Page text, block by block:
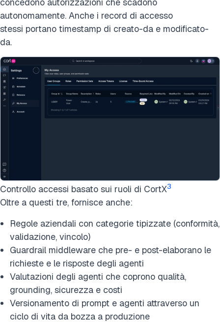
autonomamente. Anche i record di accesso
stessi portano timestamp di creato-da e modificato-
da.
Controllo accessi basato sui ruoli di CortX3
Oltre a questi tre, fornisce anche:
Regole aziendali con categorie tipizzate (conformità,
validazione, vincolo)
Guardrail middleware che pre- e post-elaborano le
richieste e le risposte degli agenti
Valutazioni degli agenti che coprono qualità,
grounding, sicurezza e costi
Versionamento di prompt e agenti attraverso un
ciclo di vita da bozza a produzione